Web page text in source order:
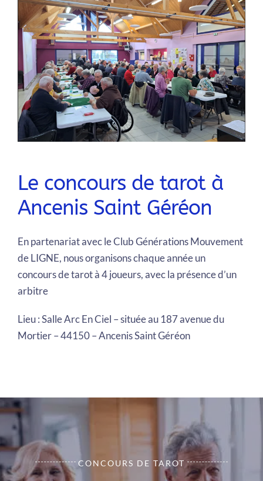
Le concours de tarot à
Ancenis Saint Géréon
En partenariat avec le Club Générations Mouvement
de LIGNE, nous organisons chaque année un
concours de tarot à 4 joueurs, avec la présence d’un
arbitre
Lieu : Salle Arc En Ciel – située au 187 avenue du
Mortier – 44150 – Ancenis Saint Géréon
CONCOURS DE TAROT